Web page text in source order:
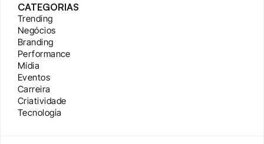
CATEGORIAS
Trending
Negócios
Branding
Performance
Mídia
Eventos
Carreira
Criatividade
Tecnologia